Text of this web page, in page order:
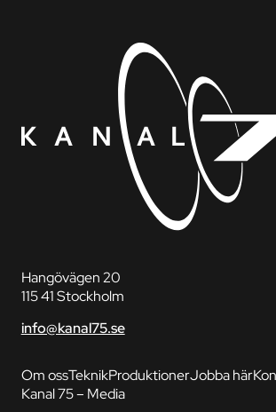
Hangövägen 20
115 41 Stockholm
info@kanal75.se
Om ossTeknikProduktionerJobba här
Kanal 75 – Media